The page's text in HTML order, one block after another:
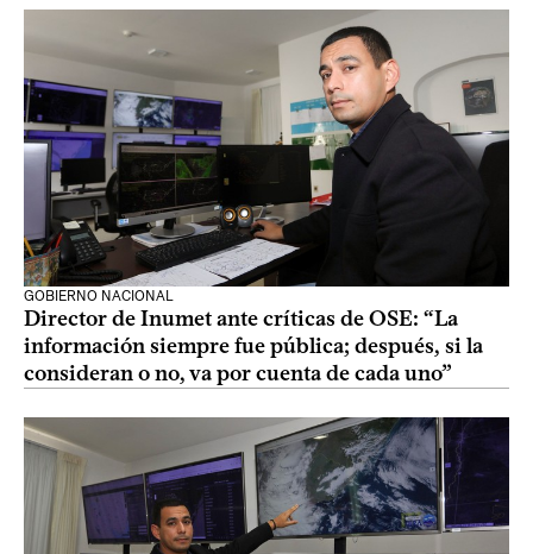
GOBIERNO NACIONAL
Director de Inumet ante críticas de OSE: “La
información siempre fue pública; después, si la
consideran o no, va por cuenta de cada uno”